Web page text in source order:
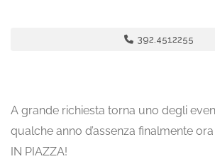
392.4512255
A grande richiesta torna uno degli
qualche anno d’assenza finalmente
IN PIAZZA!